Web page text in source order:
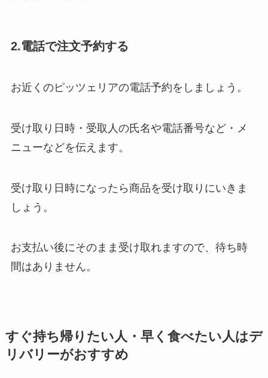
2.電話で注文予約する
お近くのピッツェリアの電話予約をしましょう。
受け取り日時・受取人の氏名や電話番号など・メ
ニューなどを伝えます。
受け取り日時になったら商品を受け取りにいきま
しょう。
お支払い後にそのまま受け取れますので、待ち時
間はありません。
すぐ持ち帰りたい人・早く食べたい人はデ
リバリーがおすすめ